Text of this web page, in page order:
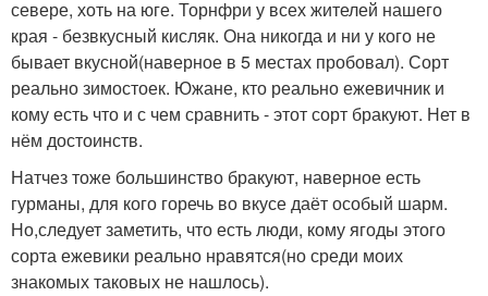
севере, хоть на юге. Торнфри у всех жителей нашего
края - безвкусный кисляк. Она никогда и ни у кого не
бывает вкусной(наверное в 5 местах пробовал). Сорт
реально зимостоек. Южане, кто реально ежевичник и
кому есть что и с чем сравнить - этот сорт бракуют. Нет в
нём достоинств.
Натчез тоже большинство бракуют, наверное есть
гурманы, для кого горечь во вкусе даёт особый шарм.
Но,следует заметить, что есть люди, кому ягоды этого
сорта ежевики реально нравятся(но среди моих
знакомых таковых не нашлось).